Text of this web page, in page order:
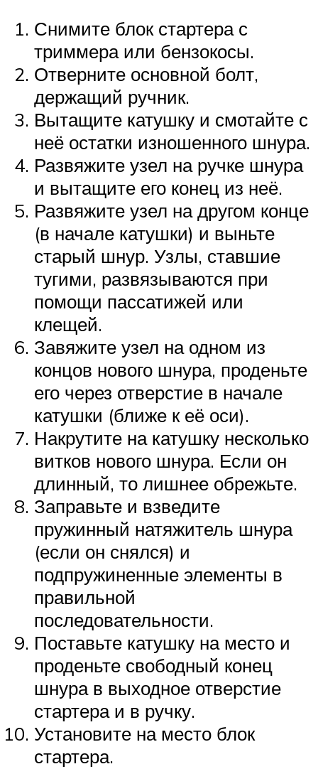
Снимите блок стартера с
триммера или бензокосы.
Отверните основной болт,
держащий ручник.
Вытащите катушку и смотайте с
неё остатки изношенного шнура.
Развяжите узел на ручке шнура
и вытащите его конец из неё.
Развяжите узел на другом конце
(в начале катушки) и выньте
старый шнур. Узлы, ставшие
тугими, развязываются при
помощи пассатижей или
клещей.
Завяжите узел на одном из
концов нового шнура, проденьте
его через отверстие в начале
катушки (ближе к её оси).
Накрутите на катушку несколько
витков нового шнура. Если он
длинный, то лишнее обрежьте.
Заправьте и взведите
пружинный натяжитель шнура
(если он снялся) и
подпружиненные элементы в
правильной
последовательности.
Поставьте катушку на место и
проденьте свободный конец
шнура в выходное отверстие
стартера и в ручку.
Установите на место блок
стартера.